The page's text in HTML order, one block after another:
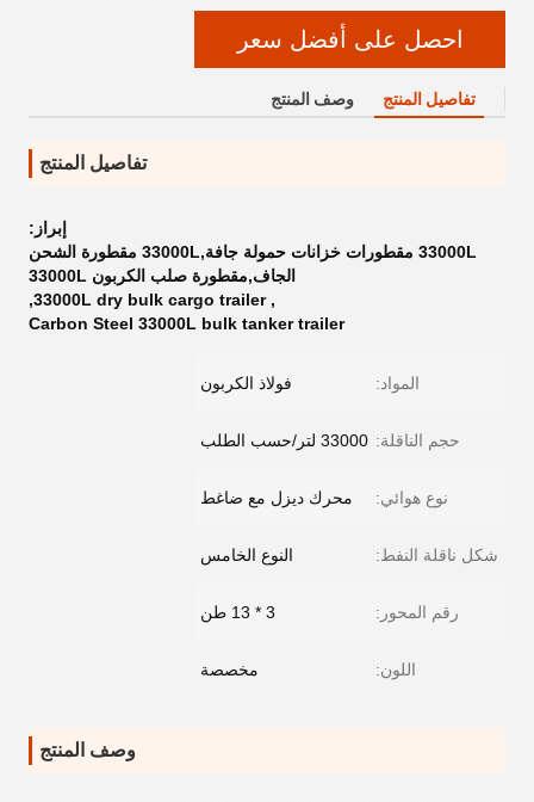
احصل على أفضل سعر
تفاصيل المنتج وصف المنتج
تفاصيل المنتج
إبراز:
33000L مقطورات خزانات حمولة جافة,33000L مقطورة الشحن
الجاف,مقطورة صلب الكربون 33000L
,
33000L dry bulk cargo trailer
,
Carbon Steel 33000L bulk tanker trailer
المواد: فولاذ الكربون
حجم الناقلة: 33000 لتر/حسب الطلب
نوع هوائي: محرك ديزل مع ضاغط
شكل ناقلة النفط: النوع الخامس
رقم المحور: 3 * 13 طن
اللون: مخصصة
وصف المنتج